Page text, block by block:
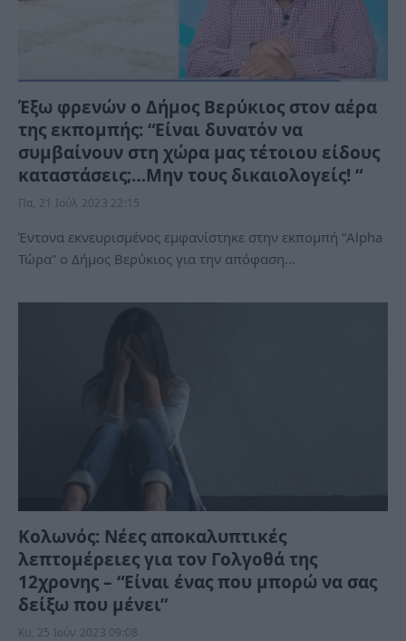
Έξω φρενών ο Δήμος Βερύκιος στον αέρα
της εκπομπής: “Είναι δυνατόν να
συμβαίνουν στη χώρα μας τέτοιου είδους
καταστάσεις;…Μην τους δικαιολογείς! “
Πα, 21 Ιούλ 2023 22:15
Έντονα εκνευρισμένος εμφανίστηκε στην εκπομπή “Alpha
Τώρα” ο Δήμος Βερύκιος για την απόφαση…
Κολωνός: Νέες αποκαλυπτικές
λεπτομέρειες για τον Γολγοθά της
12χρονης – “Είναι ένας που μπορώ να σας
δείξω που μένει”
Κυ, 25 Ιούν 2023 09:08